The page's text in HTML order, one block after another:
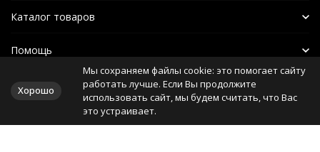
Каталог товаров
Помощь
Наши друзья
Политика персональных данных
Хорошо
Мы сохраняем файлы cookie: это помогает сайту
работать лучше. Если Вы продолжите
использовать сайт, мы будем считать, что Вас
это устраивает.